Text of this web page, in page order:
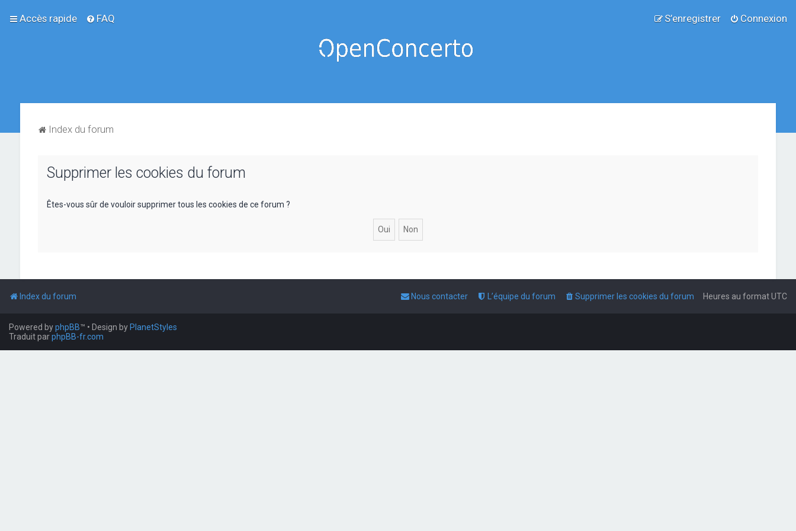
Accès rapide FAQ Connexion
S’enregistrer
Index du forum
Supprimer les cookies du forum
Êtes-vous sûr de vouloir supprimer tous les cookies de ce forum ?
Index du forum Heures au formatUTC
Supprimer les cookies du forum
L’équipe du forum
Nous contacter
Powered byphpBB™ • Design by PlanetStyles
Traduit parphpBB-fr.com